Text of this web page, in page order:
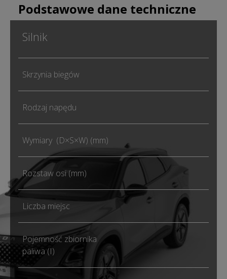
Podstawowe dane techniczne
Silnik
Skrzynia biegów
Rodzaj napędu
Wymiary (D×S×W) (mm)
Rozstaw osi (mm)
Liczba miejsc
Pojemność zbiornika
paliwa (I)